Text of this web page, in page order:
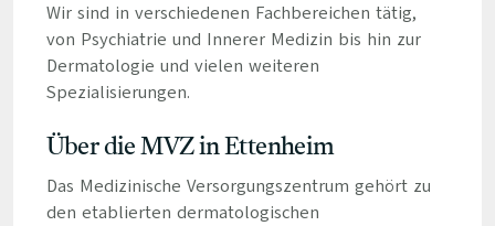
Wir sind in verschiedenen Fachbereichen tätig,
von Psychiatrie und Innerer Medizin bis hin zur
Dermatologie und vielen weiteren
Spezialisierungen.
Über die MVZ in Ettenheim
Das Medizinische Versorgungszentrum gehört zu
den etablierten dermatologischen